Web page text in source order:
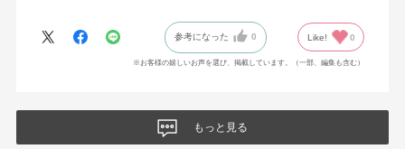
参考になった 0 Like! 0
※お客様の嬉しいお声を選び、掲載しています。（一部、編集も含む）
もっと見る